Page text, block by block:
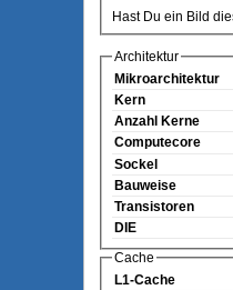
Hast Du ein Bild
Architektur
Mikroarchitektur
Kern
Anzahl Kerne
Computecore
Sockel
Bauweise
Transistoren
DIE
Cache
L1-Cache